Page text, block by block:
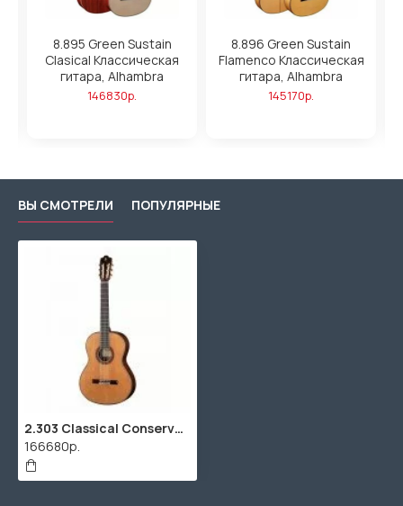
8.895 Green Sustain
Clasical Классическая
гитара, Alhambra
146830р.
8.896 Green Sustain
Flamenco Классическая
гитара, Alhambra
145170р.
ВЫ СМОТРЕЛИ ПОПУЛЯРНЫЕ
2.303 Classical Conservatory 7P Классическая гитара, Alhambra
166680р.